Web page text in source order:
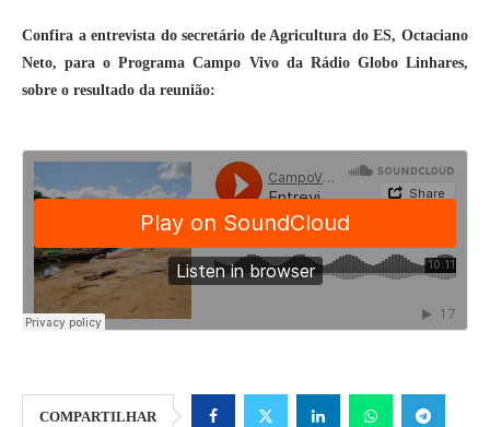
Confira a entrevista do secretário de Agricultura do ES, Octaciano
Neto, para o Programa Campo Vivo da Rádio Globo Linhares,
sobre o resultado da reunião:
COMPARTILHAR